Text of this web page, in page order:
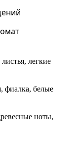
легкие
фиалка, белые
ноты,